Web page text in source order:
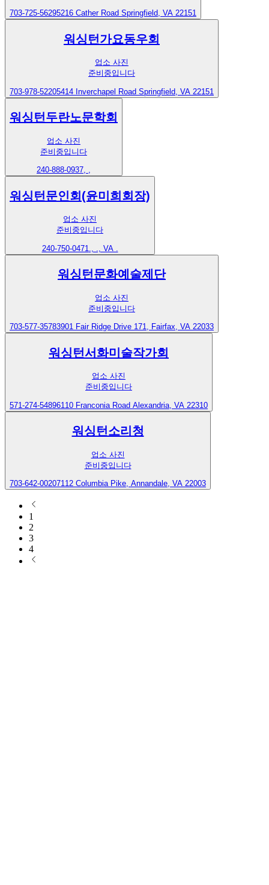
703-725-56295216 Cather Road Springfield, VA 22151
워싱턴가요동우회
업소 사진
준비중입니다
703-978-52205414 Inverchapel Road Springfield, VA 22151
워싱턴두란노문학회
업소 사진
준비중입니다
240-888-0937, ,
워싱턴문인회(윤미희회장)
업소 사진
준비중입니다
240-750-0471 ., ., VA .
워싱턴문화예술제단
업소 사진
준비중입니다
703-577-35783901 Fair Ridge Drive 171, Fairfax, VA 22033
워싱턴서화미술작가회
업소 사진
준비중입니다
571-274-54896110 Franconia Road Alexandria, VA 22310
워싱턴소리청
업소 사진
준비중입니다
703-642-00207112 Columbia Pike, Annandale, VA 22003
1
2
3
4